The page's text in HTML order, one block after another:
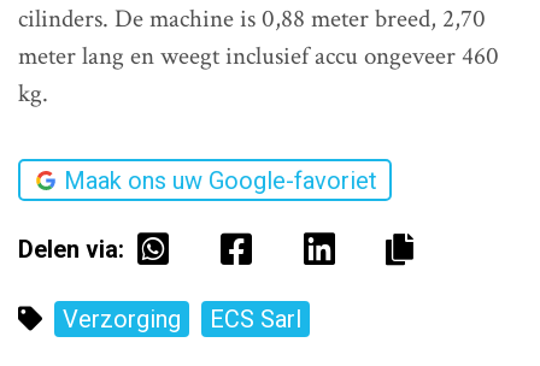
cilinders. De machine is 0,88 meter breed, 2,70
meter lang en weegt inclusief accu ongeveer 460
kg.
Maak ons uw Google-favoriet
Delen via:
Verzorging ECS Sarl